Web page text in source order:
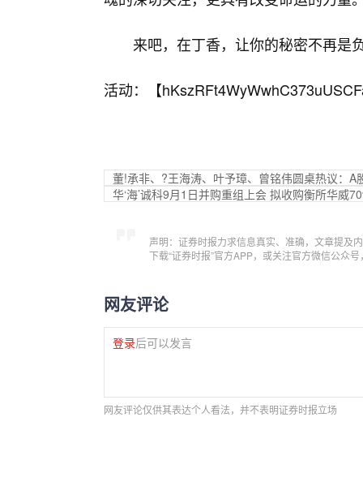
来吧，在丁香，让你的秘密不再是
活动：【
董!承非、?王海涛、叶予璋、曾铭伟圆桌热议：
华‘海’诚科9月1日并购重组上会 拟收购衡所华威
声明：证券时报力求信息真实、准确，文章提及
下载“证券时报”官方APP，或关注官方微信公众
网友评论
登录后可以发言
网友评论仅供其表达个人看法，并不表明证券时报立场